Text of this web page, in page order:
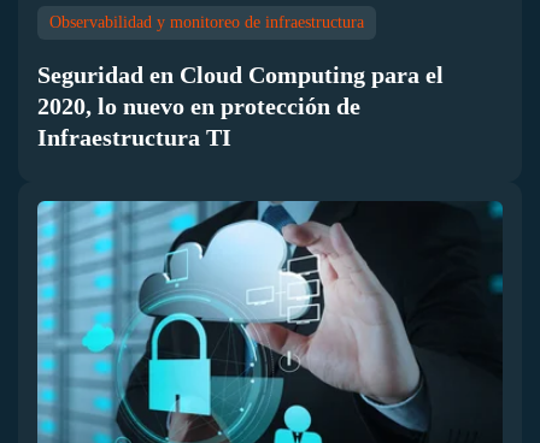
Observabilidad y monitoreo de infraestructura
Seguridad en Cloud Computing para el
2020, lo nuevo en protección de
Infraestructura TI